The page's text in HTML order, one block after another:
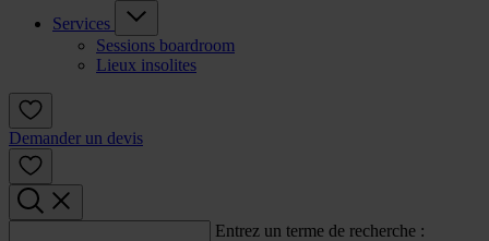
Services
Sessions boardroom
Lieux insolites
Demander un devis
Entrez un terme de recherche :